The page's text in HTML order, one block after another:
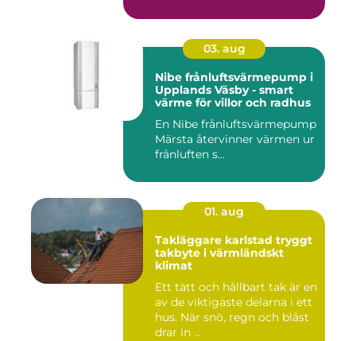
03. aug
Nibe frånluftsvärmepump i
Upplands Väsby - smart
värme för villor och radhus
En Nibe frånluftsvärmepump
Märsta återvinner värmen ur
frånluften s...
01. aug
Takläggare karlstad tryggt
takbyte i värmländskt
klimat
Ett tätt och hållbart tak är en
av de viktigaste delarna i ett
hus. När snö, regn och blåst
drar in ...